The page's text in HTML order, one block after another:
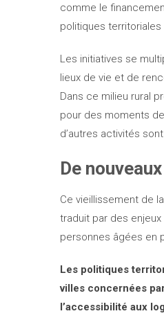
comme le
politiques territoriales
Les initiatives se
lieux de vie et de
Dans ce milieu rural
pour des moments
d’autres activités
De
Ce vieillissement de
traduit par des
personnes âgées en
Les politiques
villes concernées
l’accessibilité aux